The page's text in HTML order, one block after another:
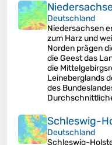
Deutschland
Niedersachsen
zum Harz und
Norden prägen
die Geest das
die
Leineberglands
des
Schleswig-
Deutschland
Schleswig-